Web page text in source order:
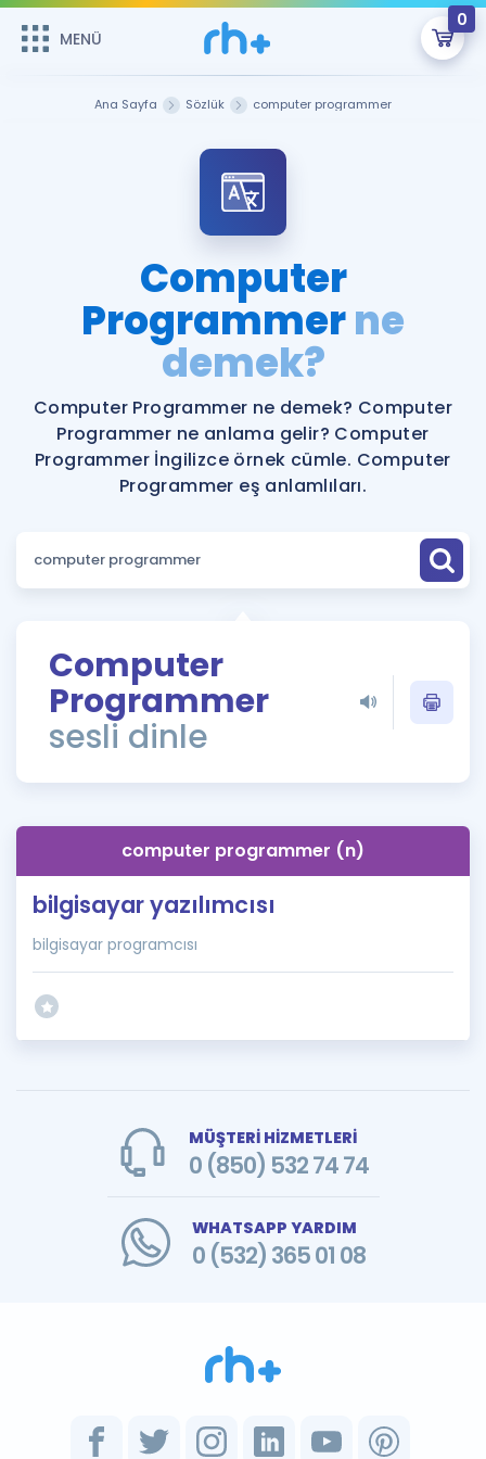
MENÜ
0
Şifremi Hatırlamıyorum
ÜYE DEĞİLİM
Sepetin Şu An Boş.
Remzi Hoca ile seni sınava hazırlayacak onlarca eğitim seni
bekliyor!
MENÜ
Katılımcı Görüşleri
Faydalı Araçlar
Ücretsiz Kaynaklar
Sözlük
Rehberlik Aracı
Kampanyalar
Blog
İngilizce Gramer
Blog
İngilizce Gramer
Hakkımızda
Kariyer
Soru & Cevap
İletişim
Ana Sayfa Sözlük computer programmer
Computer
Programmerne
demek?
Computer Programmer ne demek? Computer
Programmer ne anlama gelir? Computer
Programmer İngilizce örnek cümle. Computer
Programmer eş anlamlıları.
Computer
Programmer
sesli dinle
computer programmer (n)
bilgisayar yazılımcısı
bilgisayar programcısı
MÜŞTERİ HİZMETLERİ
0 (850) 532 74 74
WHATSAPP YARDIM
0 (532) 365 01 08